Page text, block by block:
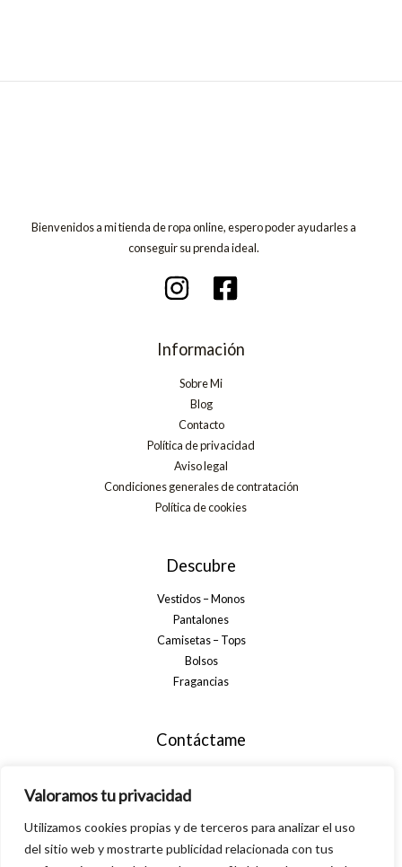
Valoramos tu privacidad
Utilizamos cookies propias y de terceros para analizar el uso
del sitio web y mostrarte publicidad relacionada con tus
Bienvenidos a mi tienda de ropa online, espero poder ayudarles a
conseguir su prenda ideal.
Información
Sobre Mi
Blog
Contacto
Política de privacidad
Aviso legal
Condiciones generales de contratación
Política de cookies
Descubre
Vestidos – Monos
Pantalones
Camisetas – Tops
Bolsos
Fragancias
Contáctame
info@alsanamoda.com
C. Algarrobo, 40, 29560 Pizarra, Málaga